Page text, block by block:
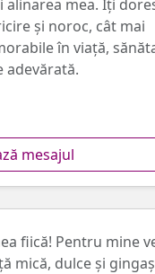
mea. Îţi
și noroc, cât mai
în viață,
adevărată.
mesajul
fiică! Pentru mine
mică, dulce şi